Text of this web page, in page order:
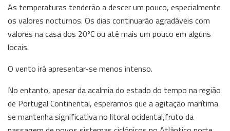
As temperaturas tenderão a descer um pouco, especialmente
os valores nocturnos. Os dias continuarão agradáveis com
valores na casa dos 20ºC ou até mais um pouco em alguns
locais.
O vento irá apresentar-se menos intenso.
No entanto, apesar da acalmia do estado do tempo na região
de Portugal Continental, esperamos que a agitação marítima
se mantenha significativa no litoral ocidental,fruto da